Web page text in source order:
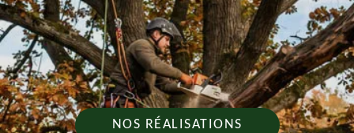
NOS RÉALISATIONS